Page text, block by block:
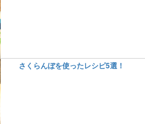
さくらんぼを使ったレシピ5選！